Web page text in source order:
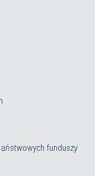
funduszy